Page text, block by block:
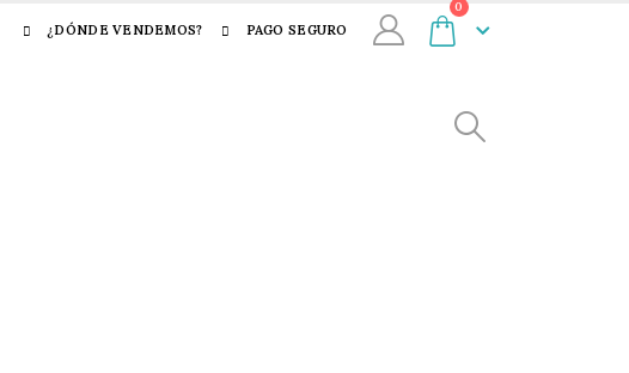
¿DÓNDE VENDEMOS? PAGO SEGURO
0